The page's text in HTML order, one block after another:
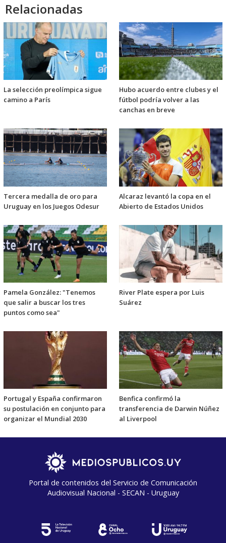
Relacionadas
La selección preolímpica sigue
camino a París
Hubo acuerdo entre clubes y el
fútbol podría volver a las
canchas en breve
Tercera medalla de oro para
Uruguay en los Juegos Odesur
Alcaraz levantó la copa en el
Abierto de Estados Unidos
Pamela González: "Tenemos
que salir a buscar los tres
puntos como sea"
River Plate espera por Luis
Suárez
Portugal y España confirmaron
su postulación en conjunto para
organizar el Mundial 2030
Benfica confirmó la
transferencia de Darwin Núñez
al Liverpool
Portal de contenidos del Servicio de Comunicación
Audiovisual Nacional - SECAN - Uruguay